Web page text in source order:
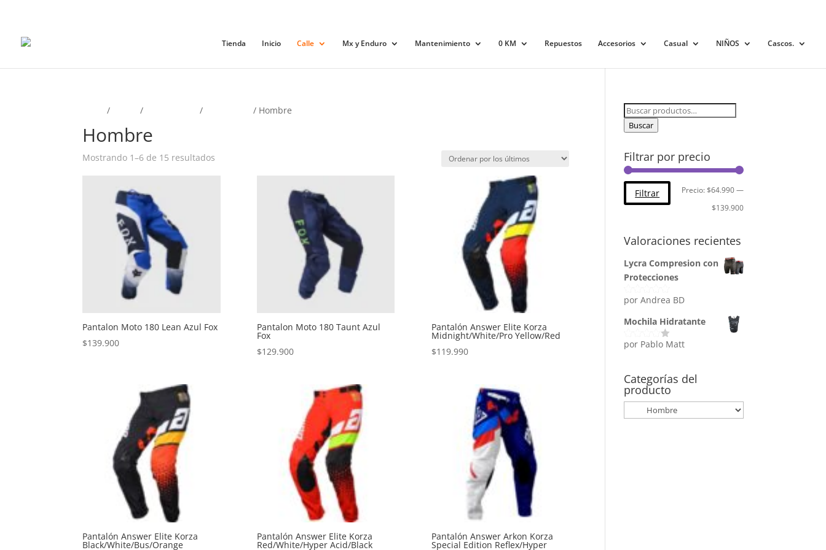
Tienda Inicio Calle Mx y Enduro Mantenimiento 0 KM Repuestos Accesorios Casual NIÑOS Cascos.
/ / / / Hombre
Hombre
Mostrando 1–6 de 15 resultados
Pantalon Moto 180 Lean Azul Fox
$139.900
Pantalon Moto 180 Taunt Azul
Fox
$129.900
Pantalón Answer Elite Korza
Midnight/White/Pro Yellow/Red
$119.990
Pantalón Answer Elite Korza
Black/White/Bus/Orange
Pantalón Answer Elite Korza
Red/White/Hyper Acid/Black
Pantalón Answer Arkon Korza
Special Edition Reflex/Hyper
Buscar
por:
Buscar
Filtrar por precio
Precio
mínimo
Precio
máximo
Filtrar Precio:$64.990—
$139.900
Valoraciones recientes
Lycra Compresion con
Protecciones
Valorado
por Andrea BD
Mochila Hidratante
Valorado
por Pablo Matt
Categorías del
producto